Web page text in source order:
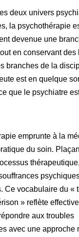
deux univers
la psychothérapie
devenue une
en conservant des
branches de la
est en quelque
que le psychiatre
emprunte à la
du soin.
Ce vocabulaire du «
» reflète
aux troubles
avec une approche